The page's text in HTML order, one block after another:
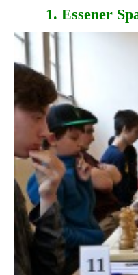
1. Essener